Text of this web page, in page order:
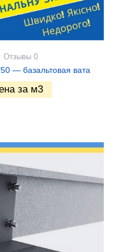
Отзывы 0
— базальтовая вата
за м3